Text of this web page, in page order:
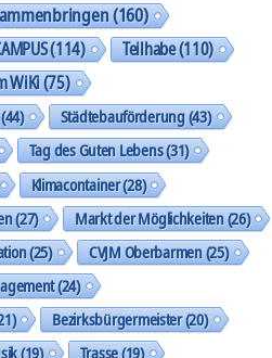
(160)
(114) Teilhabe(110)
WiKi(75)
Städtebauförderung(43)
Tag des Guten Lebens(31)
Klimacontainer(28)
(27) Markt der Möglichkeiten(26)
(25) CVJM Oberbarmen(25)
(24)
Bezirksbürgermeister(20)
(19) Trasse(19)